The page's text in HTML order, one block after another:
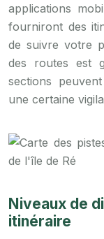
applications
fourniront des
de suivre votre
des routes est
sections
une certaine
Niveaux de
itinéraire